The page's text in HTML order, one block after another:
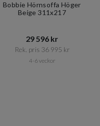
Bobbie Hörnsoffa Höger
Beige 311x217
29 596 kr​​
Rek. pris 36 995 kr​​
4-6 veckor